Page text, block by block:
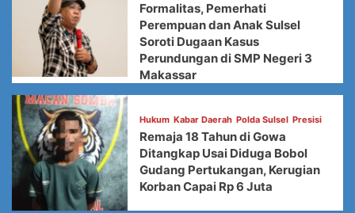
Formalitas, Pemerhati
Perempuan dan Anak Sulsel
Soroti Dugaan Kasus
Perundungan di SMP Negeri 3
Makassar
Hukum Kabar Daerah Polda Sulsel Presisi
Remaja 18 Tahun di Gowa
Ditangkap Usai Diduga Bobol
Gudang Pertukangan, Kerugian
Korban Capai Rp 6 Juta